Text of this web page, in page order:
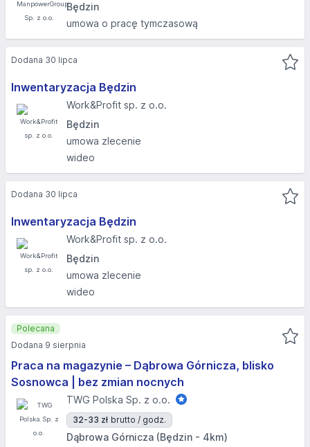
Będzin
umowa o pracę tymczasową
Inwentaryzacja Będzin
Work&Profit sp. z o.o.
Będzin
umowa zlecenie
wideo
Dodana 30 lipca
Inwentaryzacja Będzin
Work&Profit sp. z o.o.
Będzin
umowa zlecenie
wideo
Dodana 30 lipca
Praca na magazynie – Dąbrowa Górnicza, blisko
Sosnowca | bez zmian nocnych
TWG Polska Sp. z o.o.
32-33 zł brutto / godz.
Dąbrowa Górnicza (Będzin - 4km)
Polecana
Dodana 9 sierpnia